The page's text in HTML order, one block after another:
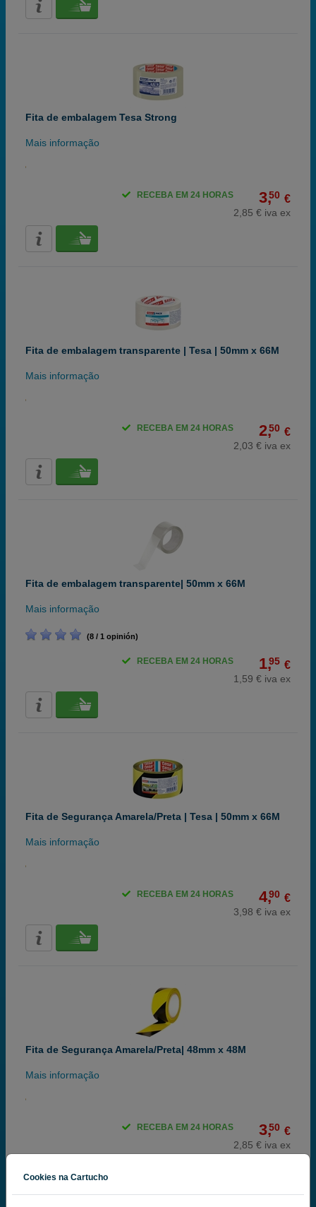
Fita de embalagem Tesa Strong
Mais informação
3,50 €
2,85 € iva ex
RECEBA EM 24 HORAS
Fita de embalagem transparente | Tesa | 50mm x 66M
Mais informação
2,50 €
2,03 € iva ex
RECEBA EM 24 HORAS
Fita de embalagem transparente| 50mm x 66M
Mais informação
(8 / 1 opinión)
1,95 €
1,59 € iva ex
RECEBA EM 24 HORAS
Fita de Segurança Amarela/Preta | Tesa | 50mm x 66M
Mais informação
4,90 €
3,98 € iva ex
RECEBA EM 24 HORAS
Fita de Segurança Amarela/Preta| 48mm x 48M
Mais informação
3,50 €
2,85 € iva ex
RECEBA EM 24 HORAS
Cookies na Cartucho